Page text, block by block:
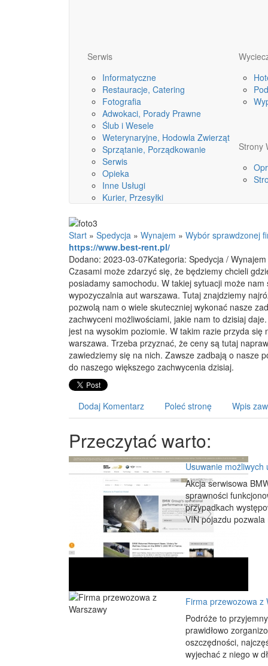
Serwis
Informatyczne
Restauracje, Catering
Fotografia
Adwokaci, Porady Prawne
Ślub i Wesele
Weterynaryjne, Hodowla Zwierząt
Sprzątanie, Porządkowanie
Serwis
Opieka
Inne Usługi
Kurier, Przesyłki
Strony
Start » Spedycja » Wynajem » Wybór sprawdzonej
https://www.best-rent.pl/
Dodano: 2023-03-07Kategoria: Spedycja / Wynajem
Czasami może zdarzyć się, że będziemy chcieli
posiadamy samochodu. W takiej sytuacji może nam
wypozyczalnia aut warszawa. Tutaj znajdziemy
pozwolą nam o wiele skuteczniej wykonać nasze
zachwyceni możliwościami, jakie nam to dzisiaj
jest na wysokim poziomie. W takim razie przyda się
warszawa. Trzeba przyznać, że ceny są tutaj
zawiedziemy się na nich. Zawsze zadbają o nasze
do naszego większego zachwycenia dzisiaj.
Dodaj Komentarz Poleć stronę Wpis
Przeczytać warto:
Usuwanie możliwych
Akcja serwisowa
sprawności
przypadkach
VIN pojazdu
Firma przewozowa z
Podróże to
prawidłowo
oszczędności,
wyjechać z niego w